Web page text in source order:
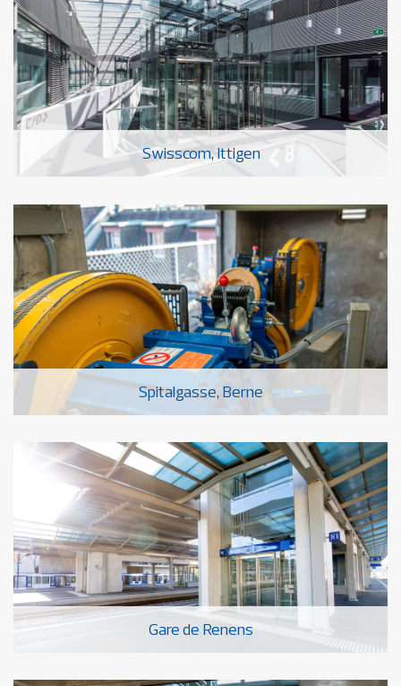
Swisscom, Ittigen
Spitalgasse, Berne
Gare de Renens